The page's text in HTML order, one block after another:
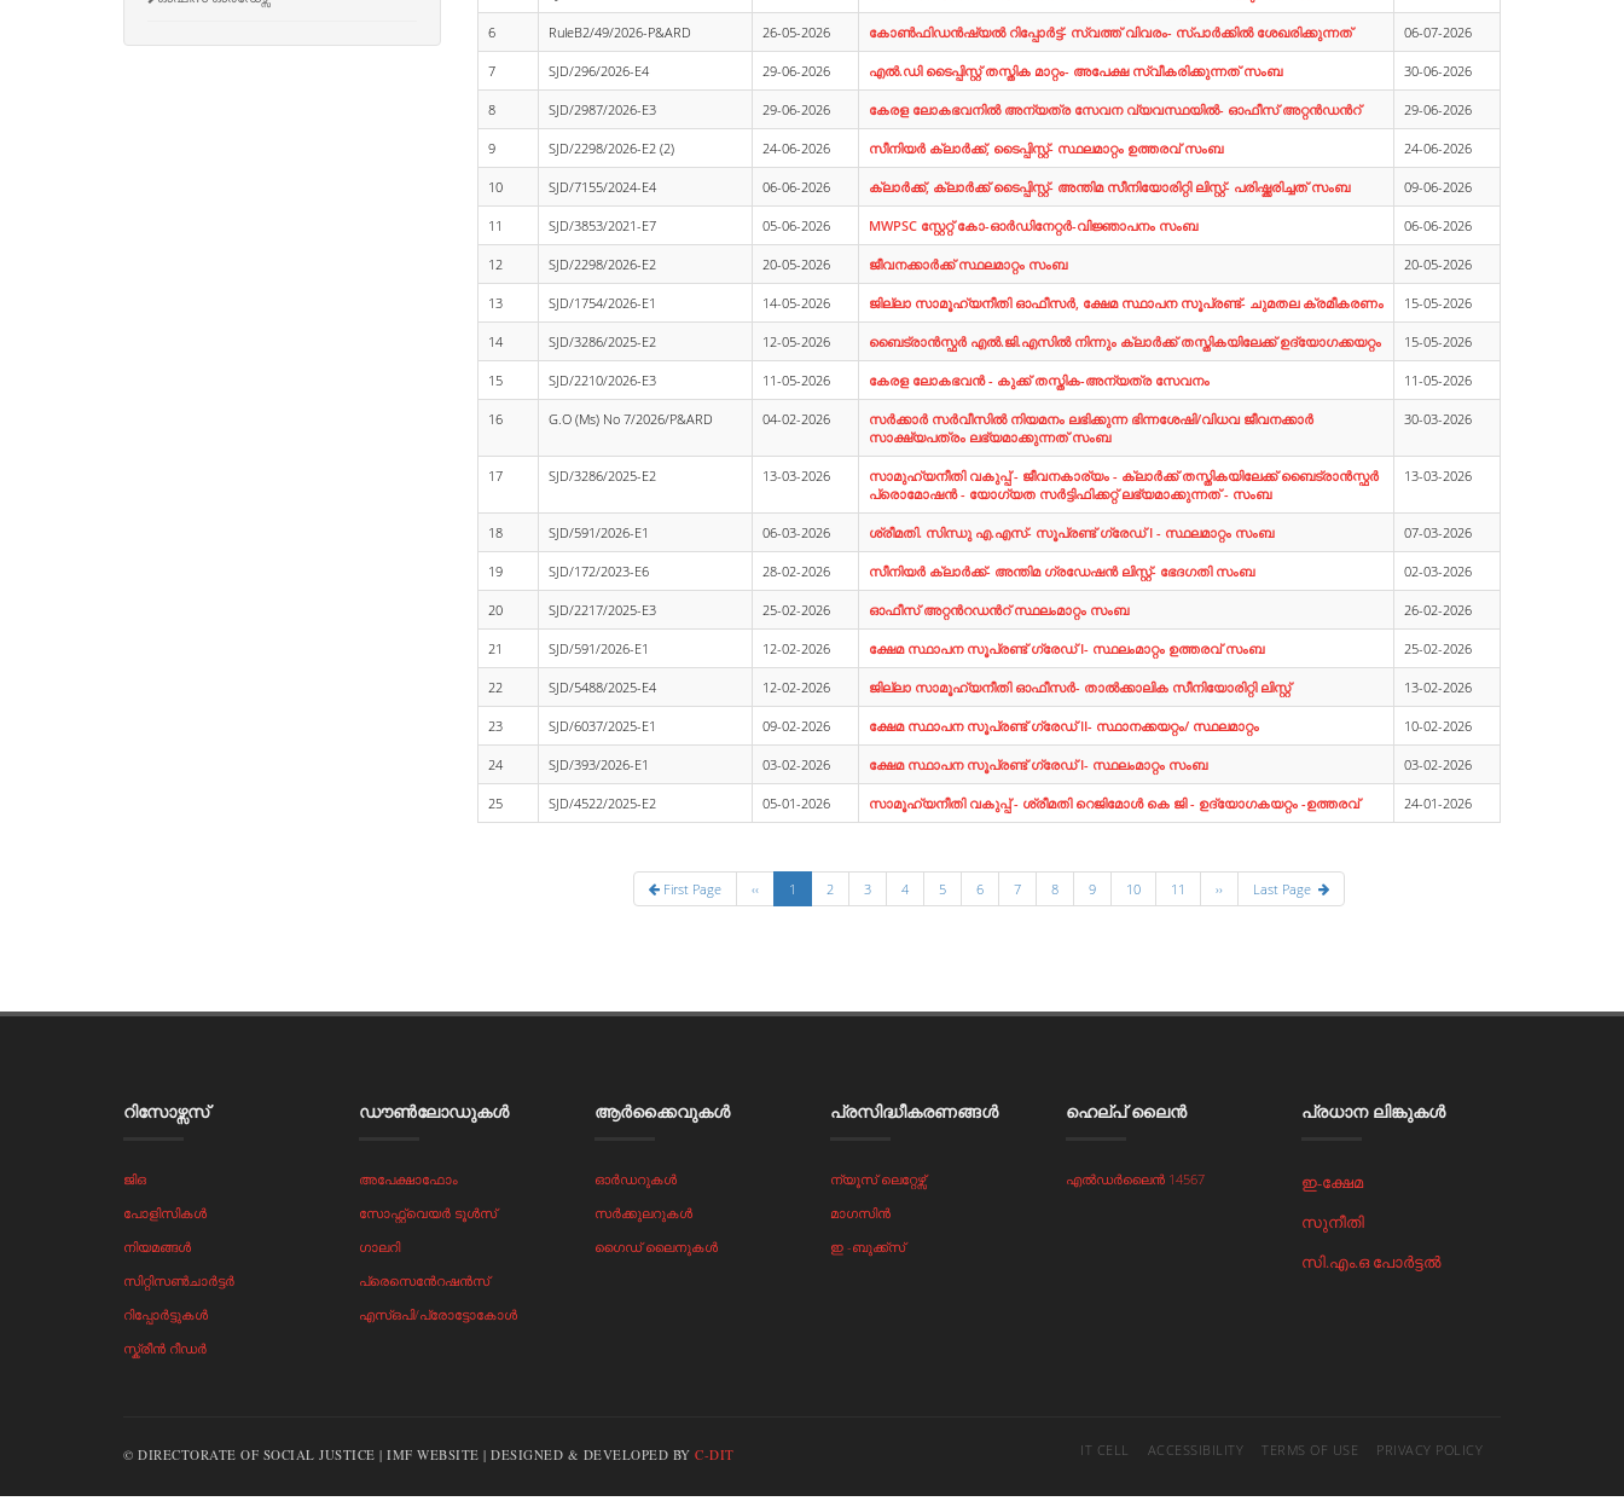
6 RuleB2/49/2026-P&ARD 26-05-2026 കോണ്‍ഫിഡന്‍ഷ്യല്‍ റിപ്പോര്‍ട്ട്‌- സ്വത്ത് വിവരം- സ്പാര്‍ക്കില്‍ ശേഖരിക്കുന്നത് 06-07-2026
7 SJD/296/2026-E4 29-06-2026 എല്‍.ഡി ടൈപ്പിസ്റ്റ് തസ്തിക മാറ്റം- അപേക്ഷ സ്വീകരിക്കുന്നത് സംബ 30-06-2026
8 SJD/2987/2026-E3 29-06-2026 കേരള ലോകഭവനില്‍ അന്യത്ര സേവന വ്യവസ്ഥയില്‍- ഓഫീസ് അറ്റന്‍ഡന്‍റ് 29-06-2026
9 SJD/2298/2026-E2 (2) 24-06-2026 സീനിയര്‍ ക്ലാര്‍ക്ക്, ടൈപ്പിസ്റ്റ്- സ്ഥലമാറ്റം ഉത്തരവ് സംബ 24-06-2026
10 SJD/7155/2024-E4 06-06-2026 ക്ലാര്‍ക്ക്, ക്ലാര്‍ക്ക് ടൈപ്പിസ്റ്റ്- അന്തിമ സീനിയോരിറ്റി ലിസ്റ്റ്- പരിഷ്ക്കരിച്ചത് സംബ 09-06-2026
11 SJD/3853/2021-E7 05-06-2026 MWPSC സ്റ്റേറ്റ് കോ-ഓര്‍ഡിനേറ്റര്‍-വിജ്ഞാപനം സംബ 06-06-2026
12 SJD/2298/2026-E2 20-05-2026 ജീവനക്കാര്‍ക്ക് സ്ഥലമാറ്റം സംബ 20-05-2026
13 SJD/1754/2026-E1 14-05-2026 ജില്ലാ സാമൂഹ്യനീതി ഓഫീസര്‍, ക്ഷേമ സ്ഥാപന സൂപ്രണ്ട്- ചുമതല ക്രമീകരണം 15-05-2026
14 SJD/3286/2025-E2 12-05-2026 ബൈട്രാന്‍സ്ഫര്‍ എല്‍.ജി.എസില്‍ നിന്നും ക്ലാര്‍ക്ക് തസ്തികയിലേക്ക് ഉദ്യോഗക്കയറ്റം 15-05-2026
15 SJD/2210/2026-E3 11-05-2026 കേരള ലോകഭവന്‍ - കുക്ക് തസ്തിക-അന്യത്ര സേവനം 11-05-2026
16 G.O (Ms) No 7/2026/P&ARD 04-02-2026
സര്‍ക്കാര്‍ സര്‍വീസില്‍ നിയമനം ലഭിക്കുന്ന ഭിന്നശേഷി/വിധവ ജീവനക്കാര്‍
സാക്ഷ്യപത്രം ലഭ്യമാക്കുന്നത് സംബ
30-03-2026
17 SJD/3286/2025-E2 13-03-2026
സാമുഹ്യനീതി വകുപ്പ് - ജീവനകാര്യം - ക്ലാര്‍ക്ക് തസ്തികയിലേക്ക് ബൈട്രാന്‍സ്ഫര്‍
പ്രൊമോഷന്‍ - യോഗ്യത സര്‍ട്ടിഫിക്കറ്റ് ലഭ്യമാക്കുന്നത് - സംബ
13-03-2026
18 SJD/591/2026-E1 06-03-2026 ശ്രീമതി. സിന്ധു എ.എസ്- സൂപ്രണ്ട് ഗ്രേഡ് I - സ്ഥലമാറ്റം സംബ 07-03-2026
19 SJD/172/2023-E6 28-02-2026 സീനിയര്‍ ക്ലാര്‍ക്ക്- അന്തിമ ഗ്രഡേഷന്‍ ലിസ്റ്റ്- ഭേദഗതി സംബ 02-03-2026
20 SJD/2217/2025-E3 25-02-2026 ഓഫീസ് അറ്റന്‍റഡന്‍റ് സ്ഥലംമാറ്റം സംബ 26-02-2026
21 SJD/591/2026-E1 12-02-2026 ക്ഷേമ സ്ഥാപന സൂപ്രണ്ട് ഗ്രേഡ് I- സ്ഥലംമാറ്റം ഉത്തരവ് സംബ 25-02-2026
22 SJD/5488/2025-E4 12-02-2026 ജില്ലാ സാമൂഹ്യനീതി ഓഫീസര്‍- താല്‍ക്കാലിക സീനിയോരിറ്റി ലിസ്റ്റ് 13-02-2026
23 SJD/6037/2025-E1 09-02-2026 ക്ഷേമ സ്ഥാപന സൂപ്രണ്ട് ഗ്രേഡ് II- സ്ഥാനക്കയറ്റം/ സ്ഥലമാറ്റം 10-02-2026
24 SJD/393/2026-E1 03-02-2026 ക്ഷേമ സ്ഥാപന സൂപ്രണ്ട് ഗ്രേഡ് I- സ്ഥലംമാറ്റം സംബ 03-02-2026
25 SJD/4522/2025-E2 05-01-2026 സാമൂഹ്യനീതി വകുപ്പ് - ശ്രീമതി റെജിമോള്‍ കെ ജി - ഉദ്യോഗകയറ്റം -ഉത്തരവ് 24-01-2026
First Page ‹‹ 1 2 3 4 5 6 7 8 9 10 11 ›› Last Page
റിസോഴ്സസ്‌
ജിഒ
പോളിസികൾ
നിയമങ്ങൾ
സിറ്റിസൺചാർട്ടർ
റിപ്പോർട്ടുകൾ
സ്ക്രീൻ റീഡർ
ഡൗൺലോഡുകൾ
അപേക്ഷാഫോം
സോഫ്റ്റ്‌വെയർ ടൂൾസ്
ഗാലറി
പ്രെസെൻേറഷൻസ്
എസ്ഒപി/പ്രോട്ടോകോൾ
ആർക്കൈവുകൾ
ഓർഡറുകൾ
സർക്കുലറുകൾ
ഗൈഡ് ലൈനുകൾ
പ്രസിദ്ധീകരണങ്ങൾ
ന്യൂസ് ലെറ്റേഴ്സ്
മാഗസിൻ
ഇ -ബുക്ക്സ്
ഹെല്പ് ലൈൻ
എൽഡർലൈൻ 14567
പ്രധാന ലിങ്കുകള്‍
ഇ-ക്ഷേമ
സുനീതി
സി.എം.ഒ പോര്‍ട്ടല്‍
© DIRECTORATE OF SOCIAL JUSTICE | IMF WEBSITE | DESIGNED & DEVELOPED BY C-DIT IT CELL ACCESSIBILITY TERMS OF USE PRIVACY POLICY